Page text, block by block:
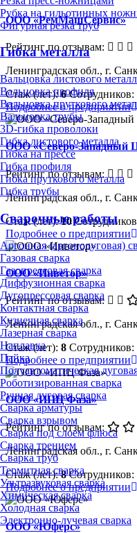
Рубка на гильотинных
Фигурная резка труб
Гибка металла
Вальцовка листового
Вальцовка профиля
Вальцовка пруткового
Вальцовка трубы
3D-гибка проволоки
Гибка листового металла
Гибка на прессе
Гибка профиля
Гибка пруткового металла
Гибка трубы
Сварочные работы
Аргонная (аргонодуговая)
Газовая сварка
Газопрессовая сварка
Диффузионная сварка
Дугопрессовая сварка
Контактная сварка
Кузнечная сварка
Лазерная сварка
Наплавка
Пайка
Полуавтоматическая
Роботизированная сварка
Ручная дуговая сварка
Сварка арматуры
Сварка взрывом
Сварка под слоем флюса
Сварка трением
Сварка труб
Термитная сварка
Ультразвуковая сварка
Химическая сварка
Холодная сварка
Электронно-лучевая сварка
ООО «РемМашСервис»
Рейтинг по отзывам:
Ленинградская обл., г.
Стаж (лет):6 Сотрудников:
Подробнее о предприятии
ООО «Северо-Западный
Рейтинг по отзывам:
Ленинградская обл., г.
Стаж (лет):10
Подробнее о предприятии
ООО «Инветор»
Рейтинг по отзывам:
Ленинградская обл., г.
Стаж (лет): 8 Сотрудников:
Подробнее о предприятии
ООО «ИПЦ Фаза»
Рейтинг по отзывам:
Ленинградская обл., г.
Стаж (лет):8 Сотрудников:
Подробнее о предприятии
ООО «Юферс»